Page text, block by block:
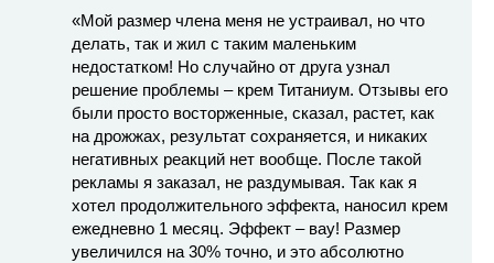
«Мой размер члена меня не устраивал, но что
делать, так и жил с таким маленьким
недостатком! Но случайно от друга узнал
решение проблемы – крем Титаниум. Отзывы его
были просто восторженные, сказал, растет, как
на дрожжах, результат сохраняется, и никаких
негативных реакций нет вообще. После такой
рекламы я заказал, не раздумывая. Так как я
хотел продолжительного эффекта, наносил крем
ежедневно 1 месяц. Эффект – вау! Размер
увеличился на 30% точно, и это абсолютно